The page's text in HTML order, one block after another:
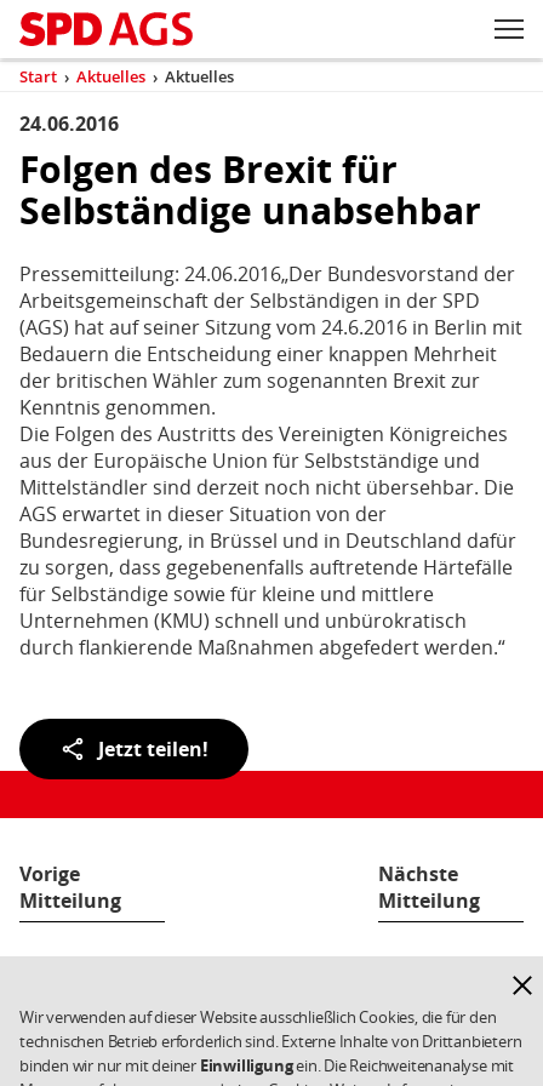
Wir verwenden auf dieser Website ausschließlich Cookies, die für den
technischen Betrieb erforderlich sind. Externe Inhalte von Drittanbietern
binden wir nur mit deiner Einwilligungein. Die Reichweitenanalyse mit
Kopfbereich
Sprungmarken-
Navigation
Zum Inhaltsbereich der Seite
Zum Fußbereich der Seite
Hauptnavigation
Sie
sind
Start › Aktuelles › Aktuelles
Inhaltsbereich
Aktuelles
24.06.2016
Folgen des Brexit für
Selbständige unabsehbar
Pressemitteilung: 24.06.2016„Der Bundesvorstand der
Arbeitsgemeinschaft der Selbständigen in der SPD
(AGS) hat auf seiner Sitzung vom 24.6.2016 in Berlin mit
Bedauern die Entscheidung einer knappen Mehrheit
der britischen Wähler zum sogenannten Brexit zur
Kenntnis genommen.
Die Folgen des Austritts des Vereinigten Königreiches
aus der Europäische Union für Selbstständige und
Mittelständler sind derzeit noch nicht übersehbar. Die
AGS erwartet in dieser Situation von der
Bundesregierung, in Brüssel und in Deutschland dafür
zu sorgen, dass gegebenenfalls auftretende Härtefälle
für Selbständige sowie für kleine und mittlere
Unternehmen (KMU) schnell und unbürokratisch
durch flankierende Maßnahmen abgefedert werden.“
Teilen
der
Jetzt teilen!
Vorige
Mitteilung
Nächste
Mitteilung
Links/Kleingedrucktes
Impressum
Cookies
Copyright 2026 SPD